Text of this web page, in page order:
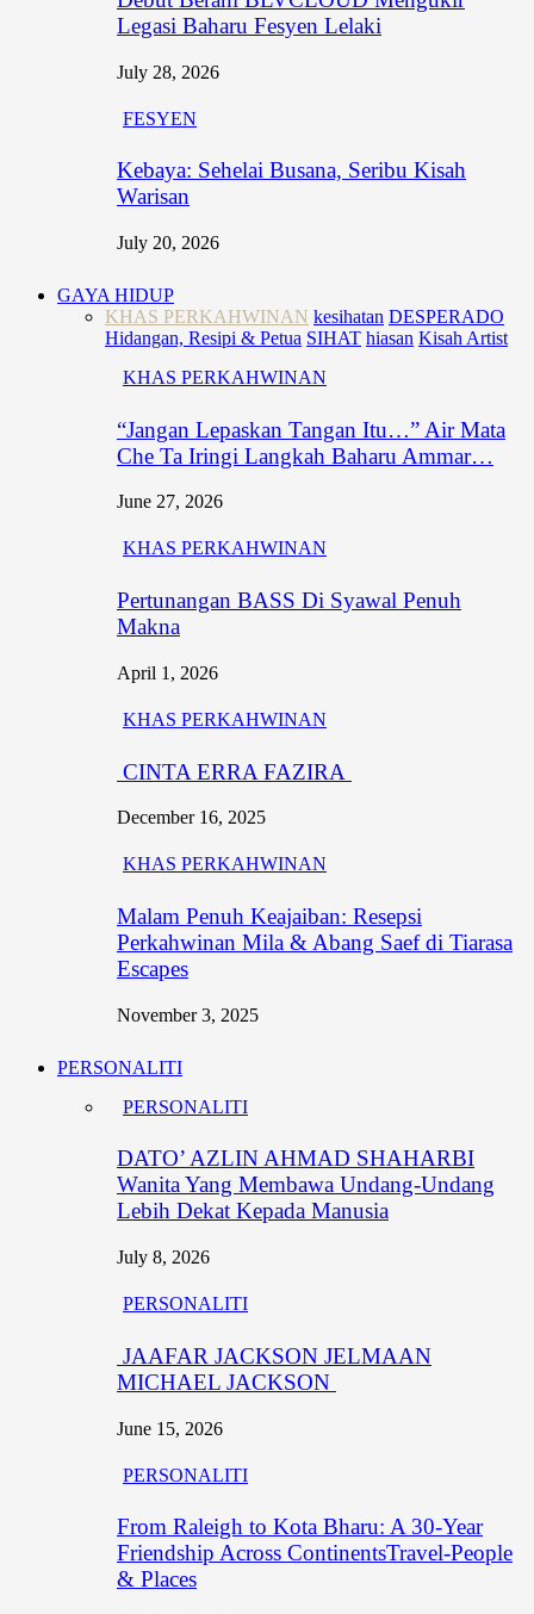
Legasi Baharu Fesyen Lelaki
July 28, 2026
FESYEN
Kebaya: Sehelai Busana, Seribu Kisah
Warisan
July 20, 2026
GAYA HIDUP
KHAS PERKAHWINAN kesihatan DESPERADO
Hidangan, Resipi & Petua SIHAT hiasan Kisah Artist
KHAS PERKAHWINAN
“Jangan Lepaskan Tangan Itu…” Air Mata
Che Ta Iringi Langkah Baharu Ammar…
June 27, 2026
KHAS PERKAHWINAN
Pertunangan BASS Di Syawal Penuh
Makna
April 1, 2026
KHAS PERKAHWINAN
CINTA ERRA FAZIRA
December 16, 2025
KHAS PERKAHWINAN
Malam Penuh Keajaiban: Resepsi
Perkahwinan Mila & Abang Saef di Tiarasa
Escapes
November 3, 2025
PERSONALITI
PERSONALITI
DATO’ AZLIN AHMAD SHAHARBI
Wanita Yang Membawa Undang-Undang
Lebih Dekat Kepada Manusia
July 8, 2026
PERSONALITI
JAAFAR JACKSON JELMAAN
MICHAEL JACKSON
June 15, 2026
PERSONALITI
From Raleigh to Kota Bharu: A 30-Year
Friendship Across ContinentsTravel-People
& Places